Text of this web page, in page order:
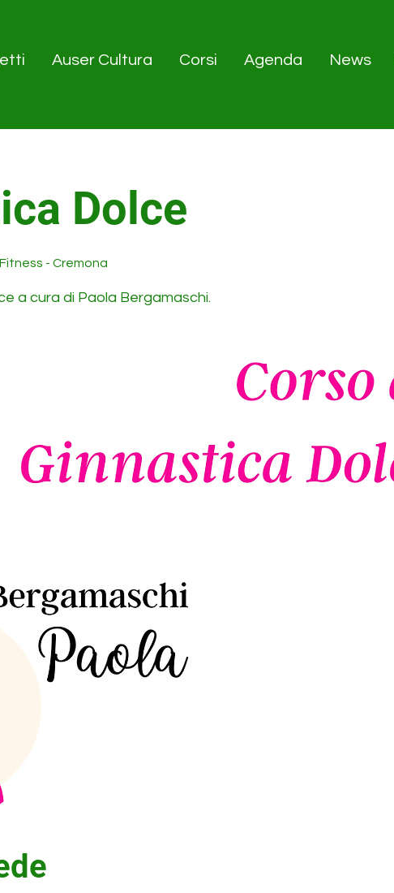
Auser Cultura Corsi Agenda News
Dolce
- Cremona
a cura di Paola Bergamaschi.